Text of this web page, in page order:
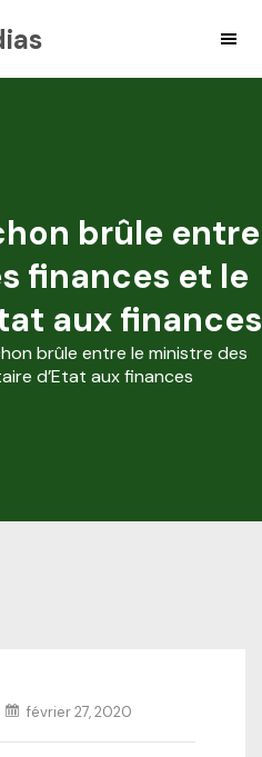
brûle entre
finances et le
aux finances
brûle entre le ministre des
d’Etat aux finances
février 27, 2020